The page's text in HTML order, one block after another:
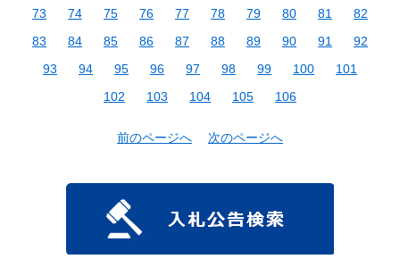
73
74 75 76 77 78 79 80 81
82
83
84 85 86 87 88 89 90 91
92
93
94 95 96 97 98 99 100
101
102
103 104 105 106
前のページへ 次のページへ